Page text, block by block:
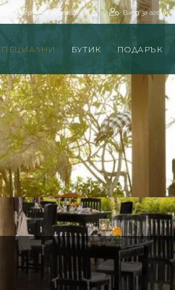
Вход за агенти
Проверка на резервация
БУТИК ПОДАРЪК